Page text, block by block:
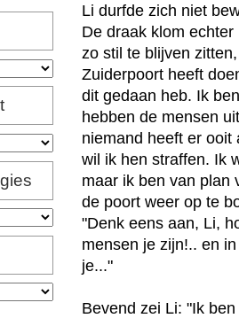
Li durfde zich niet
De draak klom
zo stil te blijven
Zuiderpoort heeft
dit gedaan heb. Ik
hebben de mensen
niemand heeft er ooit
wil ik hen straffen. Ik
maar ik ben van plan
de poort weer op te
"Denk eens aan, Li,
mensen je zijn!.. en
je..."
Bevend zei Li: "Ik